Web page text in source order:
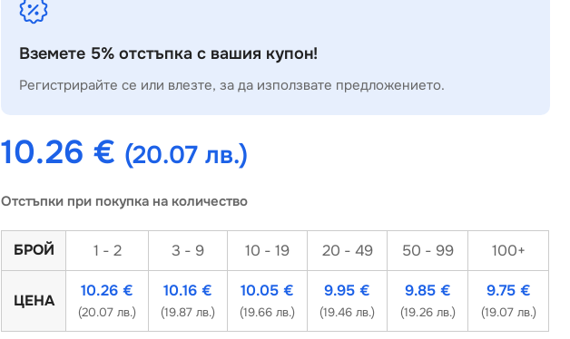
Вземете 5% отстъпка с вашия купон!
Регистрирайте се или влезте, за да използвате предложението.
10.26 € (20.07 лв.)
Отстъпки при покупка на количество
БРОЙ 1 - 2 3 - 9 10 - 19 20 - 49 50 - 99 100+
ЦЕНА
10.26 €
(20.07 лв.)
10.16 €
(19.87 лв.)
10.05 €
(19.66 лв.)
9.95 €
(19.46 лв.)
9.85 €
(19.26 лв.)
9.75 €
(19.07 лв.)